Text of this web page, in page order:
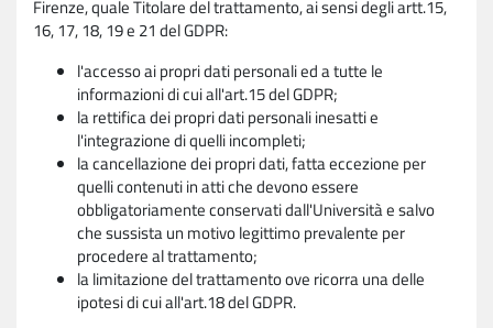
Firenze, quale Titolare del trattamento, ai sensi degli artt.15,
16, 17, 18, 19 e 21 del GDPR:
l'accesso ai propri dati personali ed a tutte le
informazioni di cui all'art.15 del GDPR;
la rettifica dei propri dati personali inesatti e
l'integrazione di quelli incompleti;
la cancellazione dei propri dati, fatta eccezione per
quelli contenuti in atti che devono essere
obbligatoriamente conservati dall'Università e salvo
che sussista un motivo legittimo prevalente per
procedere al trattamento;
la limitazione del trattamento ove ricorra una delle
ipotesi di cui all'art.18 del GDPR.